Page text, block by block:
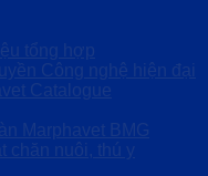
tổng hợp
Công nghệ hiện đại
Catalogue
Marphavet BMG
chăn nuôi, thú y